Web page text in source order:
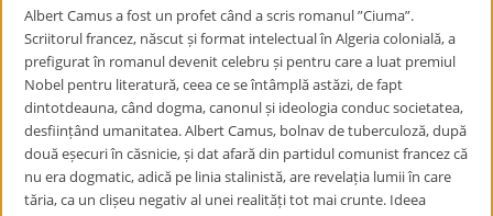
Albert Camus a fost un profet când a scris romanul ”Ciuma”.
Scriitorul francez, născut și format intelectual în Algeria colonială, a
prefigurat în romanul devenit celebru și pentru care a luat premiul
Nobel pentru literatură, ceea ce se întâmplă astăzi, de fapt
dintotdeauna, când dogma, canonul și ideologia conduc societatea,
desființând umanitatea. Albert Camus, bolnav de tuberculoză, după
două eșecuri în căsnicie, și dat afară din partidul comunist francez că
nu era dogmatic, adică pe linia stalinistă, are revelația lumii în care
tăria, ca un clișeu negativ al unei realități tot mai crunte. Ideea